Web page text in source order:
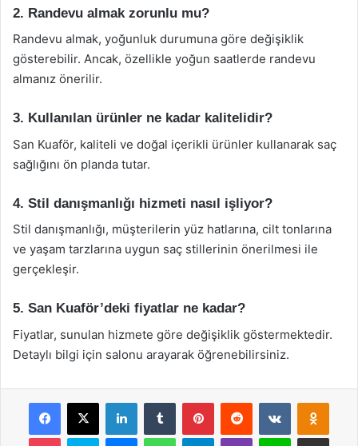
2. Randevu almak zorunlu mu?
Randevu almak, yoğunluk durumuna göre değişiklik
gösterebilir. Ancak, özellikle yoğun saatlerde randevu
almanız önerilir.
3. Kullanılan ürünler ne kadar kalitelidir?
San Kuaför, kaliteli ve doğal içerikli ürünler kullanarak saç
sağlığını ön planda tutar.
4. Stil danışmanlığı hizmeti nasıl işliyor?
Stil danışmanlığı, müşterilerin yüz hatlarına, cilt tonlarına
ve yaşam tarzlarına uygun saç stillerinin önerilmesi ile
gerçekleşir.
5. San Kuaför’deki fiyatlar ne kadar?
Fiyatlar, sunulan hizmete göre değişiklik göstermektedir.
Detaylı bilgi için salonu arayarak öğrenebilirsiniz.
Facebook
X LinkedInTumblr PinterestReddit VKontakte
Pocket Skype MessengerWhatsAppTelegramViber Line E-Posta ile